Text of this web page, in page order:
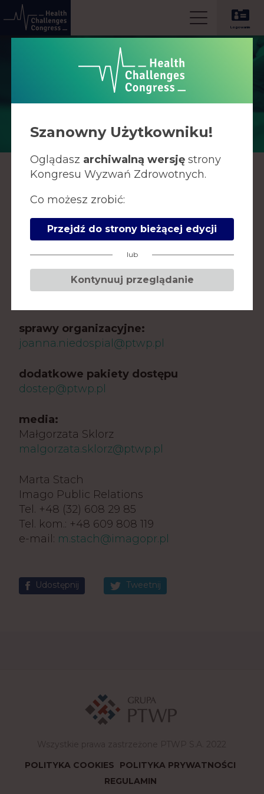
Logowanie
Organizator
Grupa PTWP SA
Międzynarodowe Centrum Kongresowe
40-163 Katowice
Tel. +48 32 209 13 03
sponsoring:
Dorota Matysik
sprawy organizacyjne:
joanna.niedospial@ptwp.pl
dodatkowe pakiety dostępu
dostep@ptwp.pl
media:
Małgorzata Sklorz
malgorzata.sklorz@ptwp.pl
Marta Stach
Imago Public Relations
Tel. +48 (32) 608 29 85
Tel. kom.: +48 609 808 119
e-mail: m.stach@imagopr.pl
Udostępnij Tweetnij
POLITYKA COOKIES
POLITYKA PRYWATNOŚCI
REGULAMIN
Szanowny Użytkowniku!
Oglądasz archiwalną wersję strony
Kongresu Wyzwań Zdrowotnych.
Co możesz zrobić:
Przejdź do strony bieżącej edycji
lub
Kontynuuj przeglądanie